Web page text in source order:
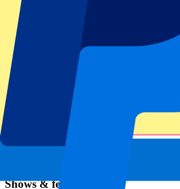
Voetbalcompetities
Champions League
Premier League
Shows & festivals